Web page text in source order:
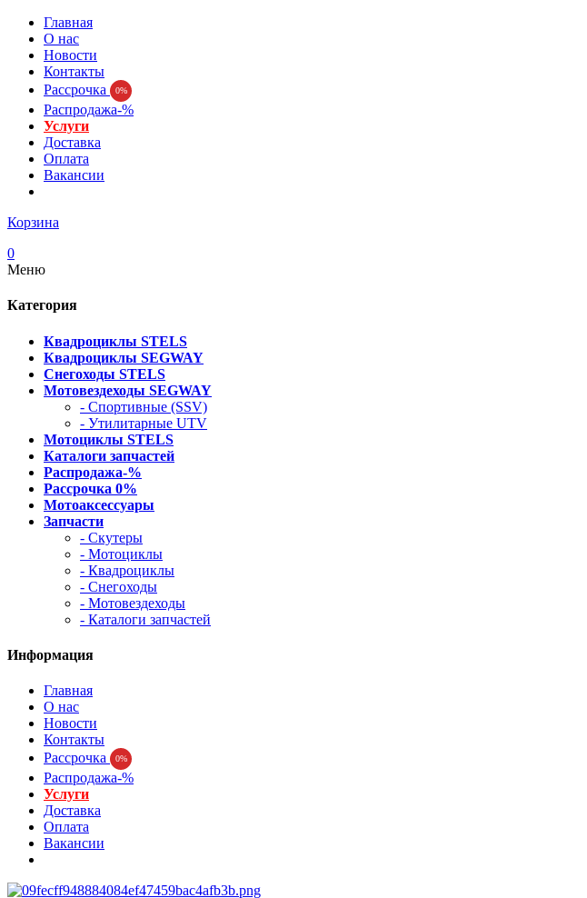
Главная
О нас
Новости
Контакты
Рассрочка
0%
Распродажа-%
Услуги
Доставка
Оплата
Вакансии
Корзина
0
Меню
Категория
Квадроциклы STELS
Квадроциклы SEGWAY
Снегоходы STELS
Мотовездеходы SEGWAY
- Спортивные (SSV)
- Утилитарные UTV
Мотоциклы STELS
Каталоги запчастей
Распродажа-%
Рассрочка 0%
Мотоаксессуары
Запчасти
- Скутеры
- Мотоциклы
- Квадроциклы
- Снегоходы
- Мотовездеходы
- Каталоги запчастей
Информация
Главная
О нас
Новости
Контакты
Рассрочка
0%
Распродажа-%
Услуги
Доставка
Оплата
Вакансии